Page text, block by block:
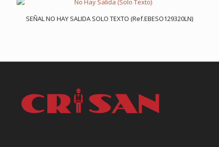
SEÑAL NO HAY SALIDA SOLO TEXTO (Ref.EBESO129320LN)